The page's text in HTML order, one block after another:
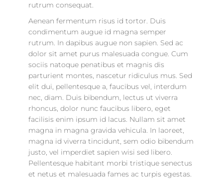
rutrum consequat.
Aenean fermentum risus id tortor. Duis
condimentum augue id magna semper
rutrum. In dapibus augue non sapien. Sed ac
dolor sit amet purus malesuada congue. Cum
sociis natoque penatibus et magnis dis
parturient montes, nascetur ridiculus mus. Sed
elit dui, pellentesque a, faucibus vel, interdum
nec, diam. Duis bibendum, lectus ut viverra
rhoncus, dolor nunc faucibus libero, eget
facilisis enim ipsum id lacus. Nullam sit amet
magna in magna gravida vehicula. In laoreet,
magna id viverra tincidunt, sem odio bibendum
justo, vel imperdiet sapien wisi sed libero.
Pellentesque habitant morbi tristique senectus
et netus et malesuada fames ac turpis egestas.